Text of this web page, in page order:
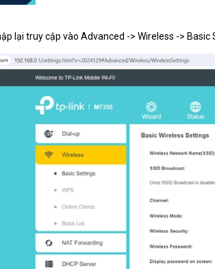
lại truy cập vào Advanced -> Wireless ->